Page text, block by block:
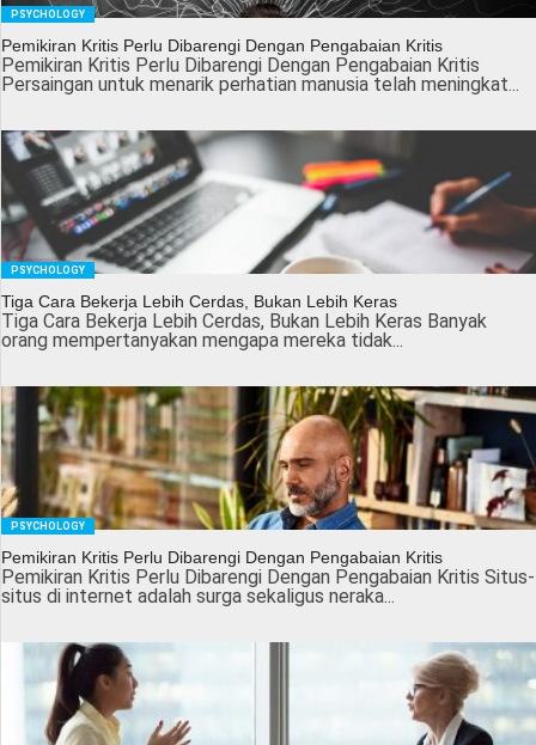
PSYCHOLOGY
Pemikiran Kritis Perlu Dibarengi Dengan Pengabaian Kritis
Pemikiran Kritis Perlu Dibarengi Dengan Pengabaian Kritis
Persaingan untuk menarik perhatian manusia telah meningkat...
PSYCHOLOGY
Tiga Cara Bekerja Lebih Cerdas, Bukan Lebih Keras
Tiga Cara Bekerja Lebih Cerdas, Bukan Lebih Keras Banyak
orang mempertanyakan mengapa mereka tidak...
PSYCHOLOGY
Pemikiran Kritis Perlu Dibarengi Dengan Pengabaian Kritis
Pemikiran Kritis Perlu Dibarengi Dengan Pengabaian Kritis Situs-
situs di internet adalah surga sekaligus neraka...